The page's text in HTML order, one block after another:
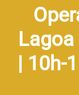
| 10h-